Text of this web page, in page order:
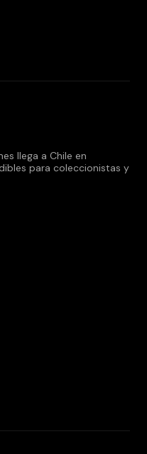
llega a Chile en
para coleccionistas y